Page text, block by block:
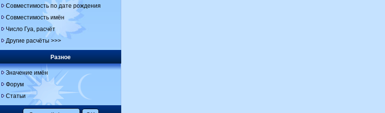
Совместимость по дате рождения
Совместимость имён
Число Гуа, расчёт
Другие расчёты >>>
Разное
Значение имён
Форум
Статьи